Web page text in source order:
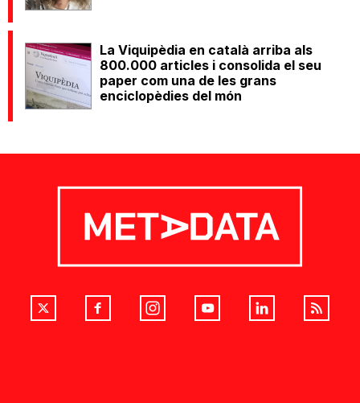
La Viquipèdia en català arriba als
800.000 articles i consolida el seu
paper com una de les grans
enciclopèdies del món